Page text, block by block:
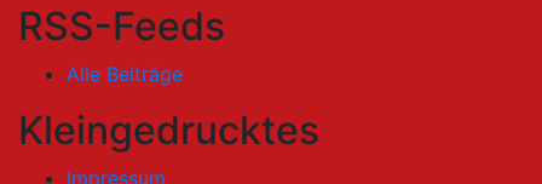
RSS-Feeds
Alle Beiträge
Kleingedrucktes
Impressum